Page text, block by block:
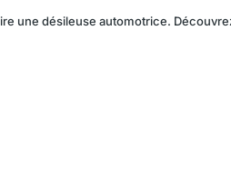
une désileuse automotrice.